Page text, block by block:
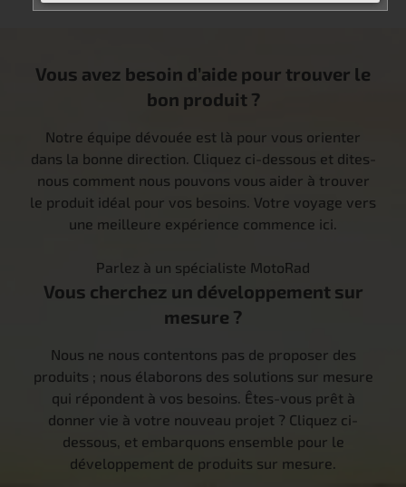
Vous avez besoin d’aide pour trouver le
bon produit ?
Notre équipe dévouée est là pour vous orienter
dans la bonne direction. Cliquez ci-dessous et dites-
nous comment nous pouvons vous aider à trouver
le produit idéal pour vos besoins. Votre voyage vers
une meilleure expérience commence ici.
Parlez à un spécialiste MotoRad
Vous cherchez un développement sur
mesure ?
Nous ne nous contentons pas de proposer des
produits ; nous élaborons des solutions sur mesure
qui répondent à vos besoins. Êtes-vous prêt à
donner vie à votre nouveau projet ? Cliquez ci-
dessous, et embarquons ensemble pour le
développement de produits sur mesure.